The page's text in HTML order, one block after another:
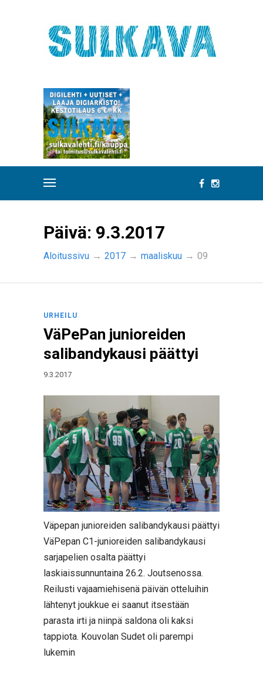
Päivä: 9.3.2017
Aloitussivu → 2017 → maaliskuu → 09
URHEILU
VäPePan junioreiden
salibandykausi päättyi
9.3.2017
Väpepan junioreiden salibandykausi päättyi
VäPepan C1-junioreiden salibandykausi
sarjapelien osalta päättyi
laskiaissunnuntaina 26.2. Joutsenossa.
Reilusti vajaamiehisenä päivän otteluihin
lähtenyt joukkue ei saanut itsestään
parasta irti ja niinpä saldona oli kaksi
tappiota. Kouvolan Sudet oli parempi
lukemin